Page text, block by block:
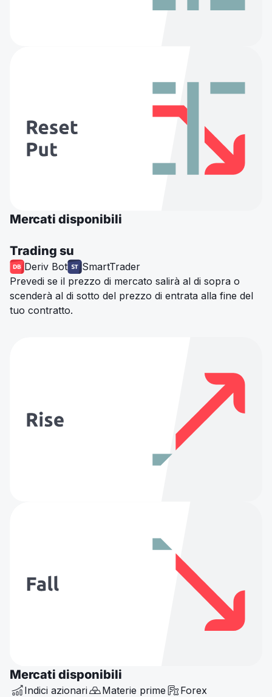
Mercati disponibili
Trading su
Deriv Bot
SmartTrader
Prevedi se il prezzo di mercato salirà al di sopra o
scenderà al di sotto del prezzo di entrata alla fine del
tuo contratto.
Mercati disponibili
Indici azionari Materie prime Forex